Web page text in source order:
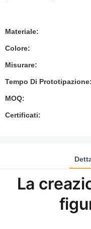
Materiale:
Colore:
Misurare:
Tempo Di Prototipazione:
MOQ:
Certificati:
La